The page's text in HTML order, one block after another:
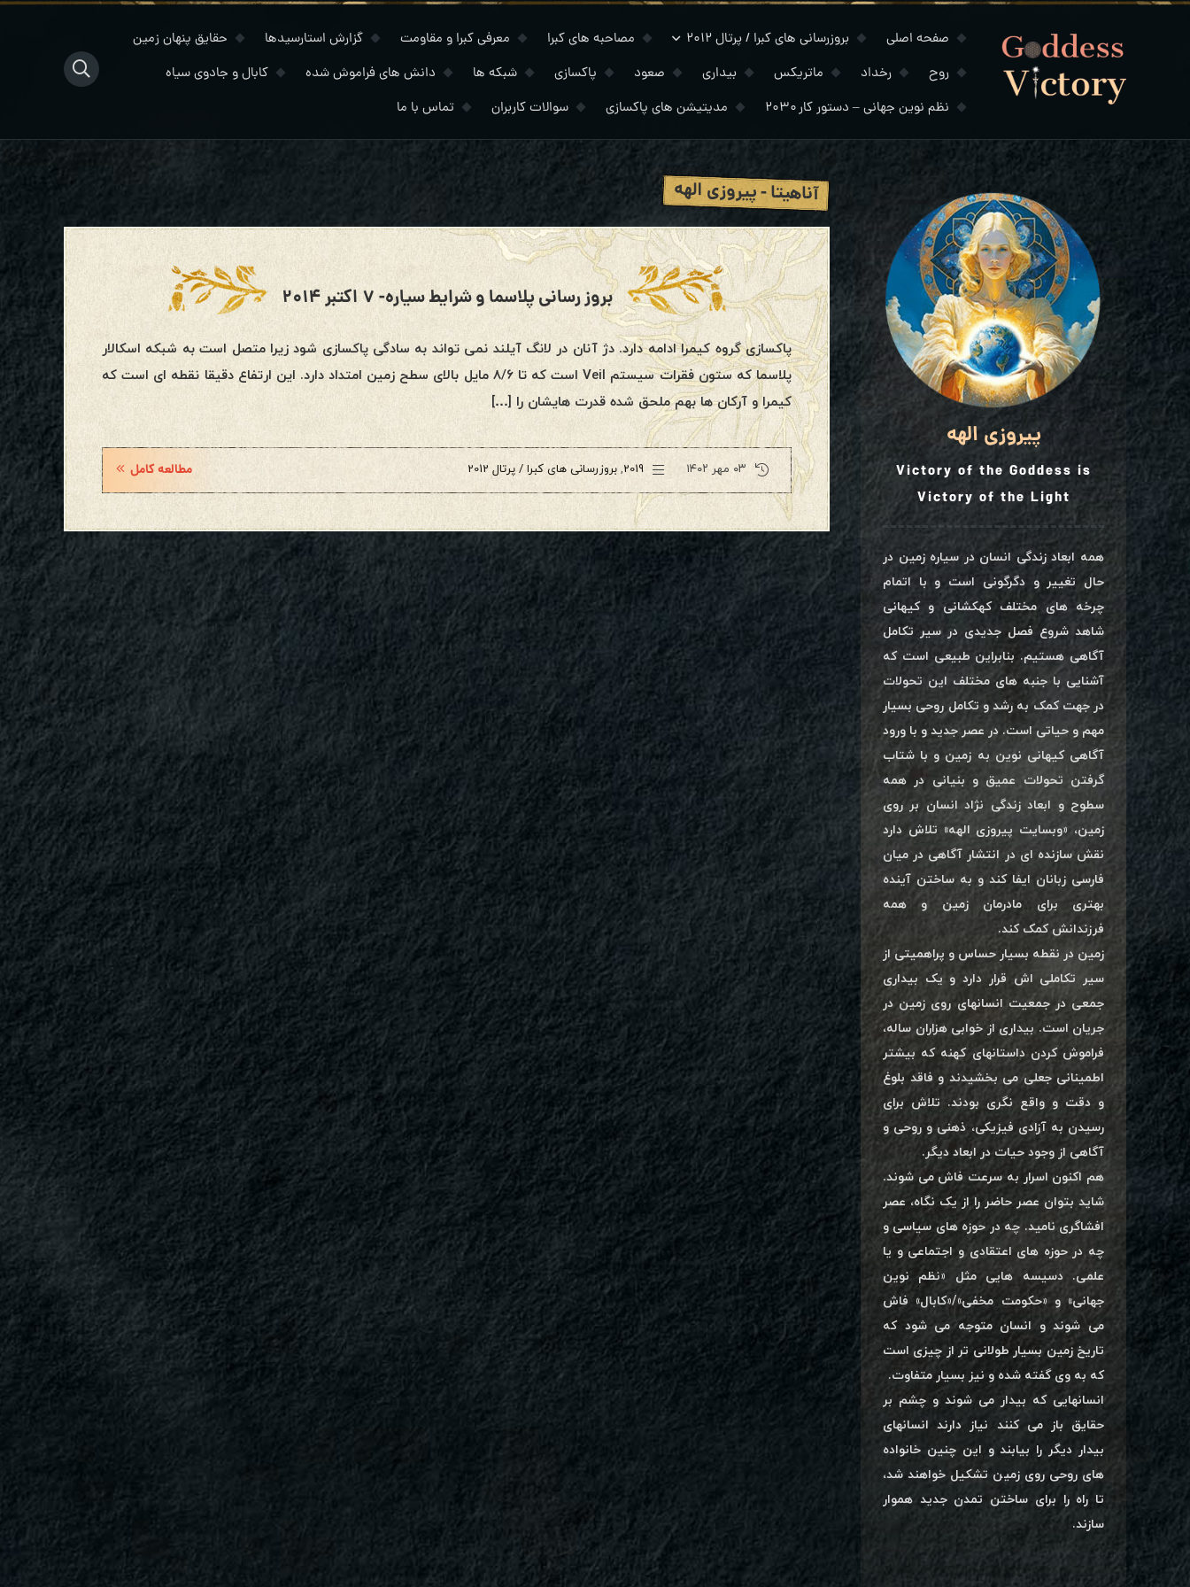
صفحه اصلی بروزرسانی های کبرا / پرتال ۲۰۱۲ مصاحبه های کبرا معرفی کبرا و مقاومت گزارش استارسیدها
حقایق پنهان زمین
روح
رخداد ماتریکس بیداری صعود پاکسازی شبکه ها دانش های فراموش شده
کابال و جادوی سیاه
نظم نوین جهانی – دستور کار ۲۰۳۰
مدیتیشن های پاکسازی سوالات کاربران تماس با ما
آناهیتا - پیروزی الهه
بروز رسانی پلاسما و شرایط سیاره- ۷ اکتبر ۲۰۱۴
پاکسازی گروه کیمرا ادامه دارد. دژ آنان در لانگ آیلند نمی تواند به سادگی پاکسازی شود زیرا متصل است به شبکه اسکالار
پلاسما که ستون فقرات سیستم Veil است که تا ۸/۶ مایل بالای سطح زمین امتداد دارد. این ارتفاع دقیقا نقطه ای است که
کیمرا و آرکان ها بهم ملحق شده قدرت هایشان را […]
۰۳ مهر ۱۴۰۲ 2019
, بروزرسانی های کبرا / پرتال 2012 مطالعه کامل
پیروزی الهه
Victory of the Goddess is
Victory of the Light
همه ابعاد زندگی انسان در سیاره زمین در
حال تغییر و دگرگونی است و با اتمام
چرخه های مختلف کهکشانی و کیهانی
شاهد شروع فصل جدیدی در سیر تکامل
آگاهی هستیم. بنابراین طبیعی است که
آشنایی با جنبه های مختلف این تحولات
در جهت کمک به رشد و تکامل روحی بسیار
مهم و حیاتی است. در عصر جدید و با ورود
آگاهی کیهانی نوین به زمین و با شتاب
گرفتن تحولات عمیق و بنیانی در همه
سطوح و ابعاد زندگی نژاد انسان بر روی
زمین، «وبسایت پیروزی الهه» تلاش دارد
نقش سازنده ای در انتشار آگاهی در میان
فارسی زبانان ایفا کند و به ساختن آینده
بهتری برای مادرمان زمین و همه
فرزندانش کمک کند.
زمین در نقطه بسیار حساس و پراهمیتی از
سیر تکاملی اش قرار دارد و یک بیداری
جمعی در جمعیت انسانهای روی زمین در
جریان است. بیداری از خوابی هزاران ساله،
فراموش کردن داستانهای کهنه که بیشتر
اطمینانی جعلی می بخشیدند و فاقد بلوغ
و دقت و واقع نگری بودند. تلاش برای
رسیدن به آزادی فیزیکی، ذهنی و روحی و
آگاهی از وجود حیات در ابعاد دیگر.
هم اکنون اسرار به سرعت فاش می شوند.
شاید بتوان عصر حاضر را از یک نگاه، عصر
افشاگری نامید. چه در حوزه های سیاسی و
چه در حوزه های اعتقادی و اجتماعی و یا
علمی. دسیسه هایی مثل «نظم نوین
جهانی» و «حکومت مخفی»/«کابال» فاش
می شوند و انسان متوجه می شود که
تاریخ زمین بسیار طولانی تر از چیزی است
که به وی گفته شده و نیز بسیار متفاوت.
انسانهایی که بیدار می شوند و چشم بر
حقایق باز می کنند نیاز دارند انسانهای
بیدار دیگر را بیابند و این چنین خانواده
های روحی روی زمین تشکیل خواهند شد،
تا راه را برای ساختن تمدن جدید هموار
سازند.